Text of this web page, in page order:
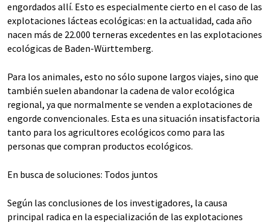
engordados allí. Esto es especialmente cierto en el caso de las
explotaciones lácteas ecológicas: en la actualidad, cada año
nacen más de 22.000 terneras excedentes en las explotaciones
ecológicas de Baden-Württemberg.
Para los animales, esto no sólo supone largos viajes, sino que
también suelen abandonar la cadena de valor ecológica
regional, ya que normalmente se venden a explotaciones de
engorde convencionales. Esta es una situación insatisfactoria
tanto para los agricultores ecológicos como para las
personas que compran productos ecológicos.
En busca de soluciones: Todos juntos
Según las conclusiones de los investigadores, la causa
principal radica en la especialización de las explotaciones